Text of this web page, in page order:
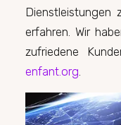
Dienstleistungen
erfahren. Wir
zufriedene
enfant.org